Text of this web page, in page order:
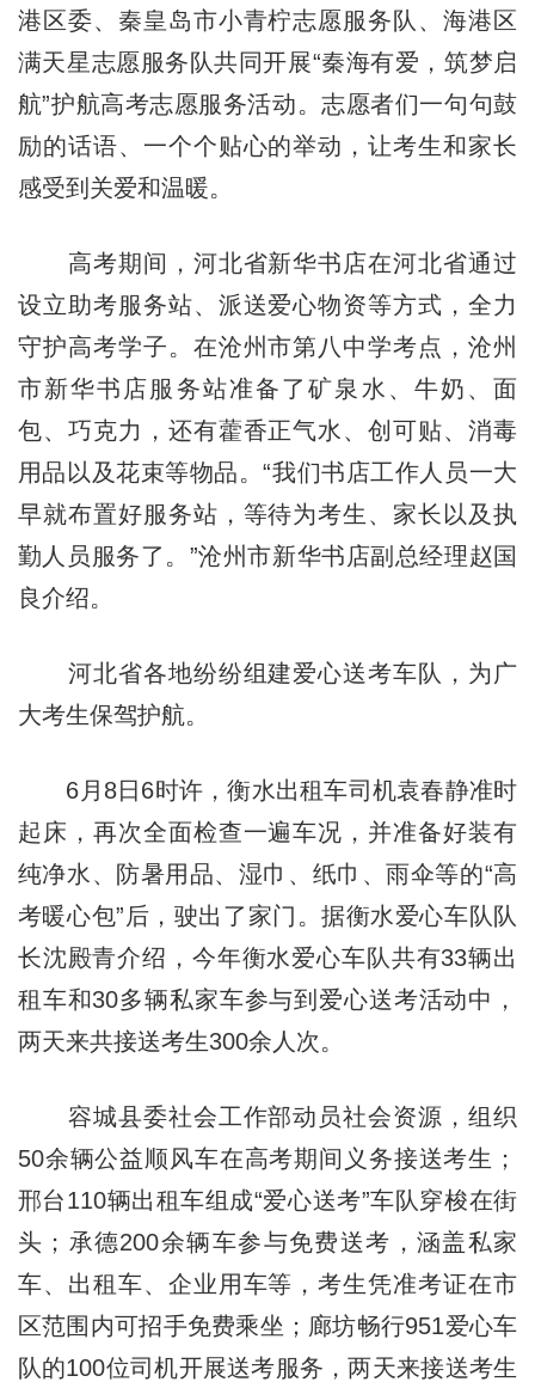
港区委、秦皇岛市小青柠志愿服务队、海港区
满天星志愿服务队共同开展“秦海有爱，筑梦启
航”护航高考志愿服务活动。志愿者们一句句鼓
励的话语、一个个贴心的举动，让考生和家长
感受到关爱和温暖。
高考期间，河北省新华书店在河北省通过
设立助考服务站、派送爱心物资等方式，全力
守护高考学子。在沧州市第八中学考点，沧州
市新华书店服务站准备了矿泉水、牛奶、面
包、巧克力，还有藿香正气水、创可贴、消毒
用品以及花束等物品。“我们书店工作人员一大
早就布置好服务站，等待为考生、家长以及执
勤人员服务了。”沧州市新华书店副总经理赵国
良介绍。
河北省各地纷纷组建爱心送考车队，为广
大考生保驾护航。
6月8日6时许，衡水出租车司机袁春静准时
起床，再次全面检查一遍车况，并准备好装有
纯净水、防暑用品、湿巾、纸巾、雨伞等的“高
考暖心包”后，驶出了家门。据衡水爱心车队队
长沈殿青介绍，今年衡水爱心车队共有33辆出
租车和30多辆私家车参与到爱心送考活动中，
两天来共接送考生300余人次。
容城县委社会工作部动员社会资源，组织
50余辆公益顺风车在高考期间义务接送考生；
邢台110辆出租车组成“爱心送考”车队穿梭在街
头；承德200余辆车参与免费送考，涵盖私家
车、出租车、企业用车等，考生凭准考证在市
区范围内可招手免费乘坐；廊坊畅行951爱心车
队的100位司机开展送考服务，两天来接送考生